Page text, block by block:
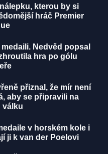
kterou by si
hráč Premier
Nedvěd popsal
hra po gólu
přiznal, že mír není
aby se připravili na
válku
v horském kole i
ji k van der Poelovi